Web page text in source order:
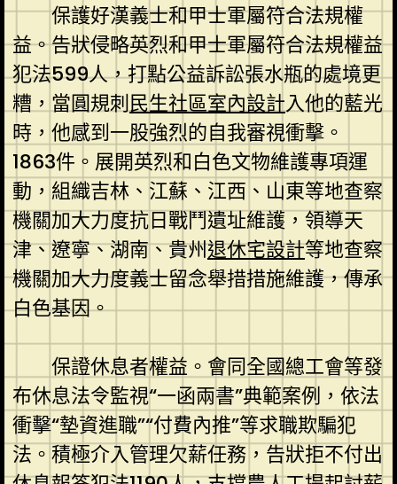
保護好漢義士和甲士軍屬符合法規權
益。告狀侵略英烈和甲士軍屬符合法規權益
犯法599人，打點公益訴訟張水瓶的處境更
糟，當圓規刺民生社區室內設計入他的藍光
時，他感到一股強烈的自我審視衝擊。
1863件。展開英烈和白色文物維護專項運
動，組織吉林、江蘇、江西、山東等地查察
機關加大力度抗日戰鬥遺址維護，領導天
津、遼寧、湖南、貴州退休宅設計等地查察
機關加大力度義士留念舉措措施維護，傳承
白色基因。
保證休息者權益。會同全國總工會等發
布休息法令監視“一函兩書”典範案例，依法
衝擊“墊資進職”“付費內推”等求職欺騙犯
法。積極介入管理欠薪任務，告狀拒不付出